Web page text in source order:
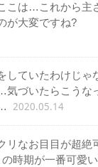
こは…これから主
が大変ですね?
していたわけじゃ
気づいたらこうな
2020.05.14
リなお目目が超絶
の時期が一番可愛